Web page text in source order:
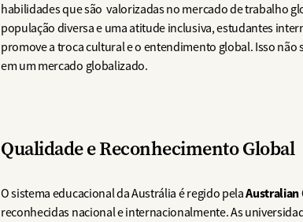
habilidades que são valorizadas no mercado de trabalho
população diversa e uma atitude inclusiva, estudantes
promove a troca cultural e o entendimento global. Isso
em um mercado globalizado.
Qualidade e Reconhecimento Global
O sistema educacional da Austrália é regido pelaAustralian
reconhecidas nacional e internacionalmente. As